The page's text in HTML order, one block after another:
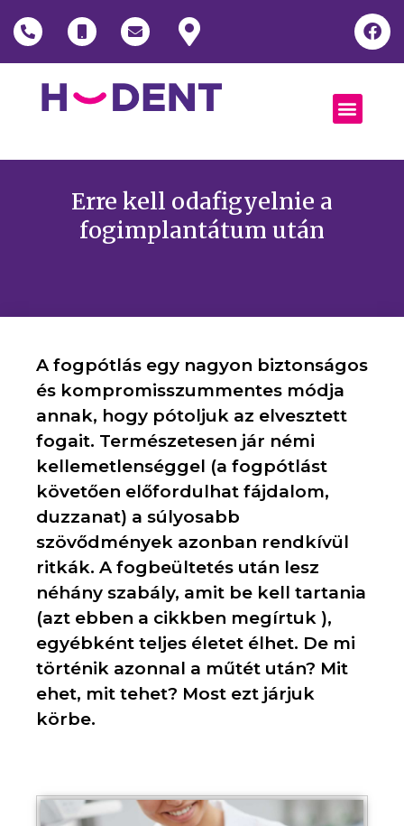
Erre kell odafigyelnie a
fogimplantátum után
A fogpótlás egy nagyon biztonságos
és kompromisszummentes módja
annak, hogy pótoljuk az elvesztett
fogait. Természetesen jár némi
kellemetlenséggel (a fogpótlást
követően előfordulhat fájdalom,
duzzanat) a súlyosabb
szövődmények azonban rendkívül
ritkák. A fogbeültetés után lesz
néhány szabály, amit be kell tartania
(azt ebben a cikkben megírtuk ),
egyébként teljes életet élhet. De mi
történik azonnal a műtét után? Mit
ehet, mit tehet? Most ezt járjuk
körbe.